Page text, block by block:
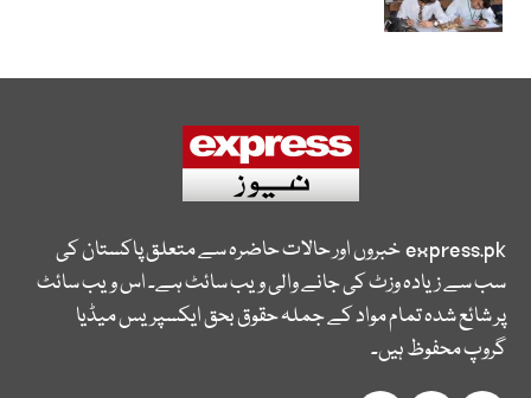
express.pkخبروں اور حالات حاضرہ سے متعلق پاکستان کی
سب سے زیادہ وزٹ کی جانے والی ویب سائٹ ہے۔ اس ویب سائٹ
پر شائع شدہ تمام مواد کے جملہ حقوق بحق ایکسپریس میڈیا
گروپ محفوظ ہیں۔